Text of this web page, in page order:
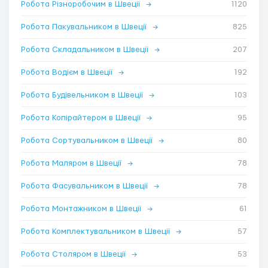
Робота Різноробочим в Швеції → 1120
Робота Пакувальником в Швеції → 825
Робота Складальником в Швеції → 207
Робота Водієм в Швеції → 192
Робота Будівельником в Швеції → 103
Робота Копірайтером в Швеції → 95
Робота Сортувальником в Швеції → 80
Робота Маляром в Швеції → 78
Робота Фасувальником в Швеції → 78
Робота Монтажником в Швеції → 61
Робота Комплектувальником в Швеції → 57
Робота Столяром в Швеції → 53